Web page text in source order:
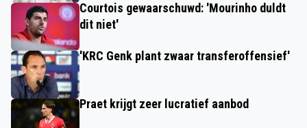
Courtois gewaarschuwd: 'Mourinho duldt
dit niet'
'KRC Genk plant zwaar transferoffensief'
Praet krijgt zeer lucratief aanbod